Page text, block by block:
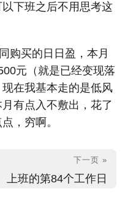
下班之后不用思考这
买的日日盈，本月
元（就是已经变现落
在我基本走的是低风
有点入不敷出，花了
，穷啊。
下一页 »
上班的第84个工作日